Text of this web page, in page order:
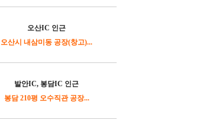
오산IC 인근
오산시 내삼미동 공장(창고)...
발안IC, 봉담IC 인근
봉담 210평 오수직관 공장...